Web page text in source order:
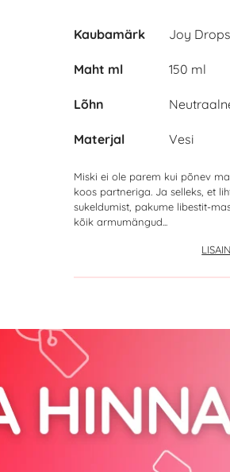
Kaubamärk Joy Drops
Maht ml 150 ml
Lõhn
Materjal Vesi
Miski ei ole parem kui põnev
koos partneriga. Ja selleks, et
sukeldumist, pakume libestit-
kõik armumängud...